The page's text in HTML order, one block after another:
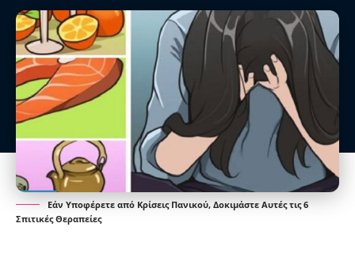
Εάν Υποφέρετε από Κρίσεις Πανικού, Δοκιμάστε Αυτές τις 6
Σπιτικές Θεραπείες